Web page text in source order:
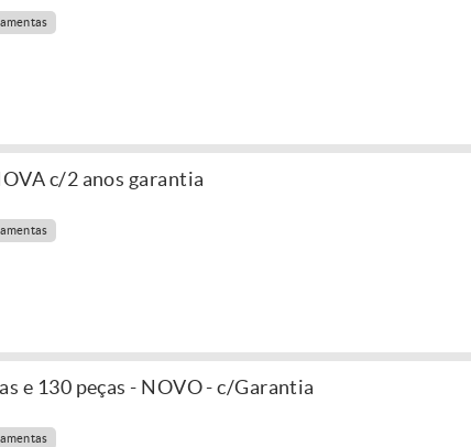
c/2 anos garantia
e 130 peças - NOVO - c/Garantia